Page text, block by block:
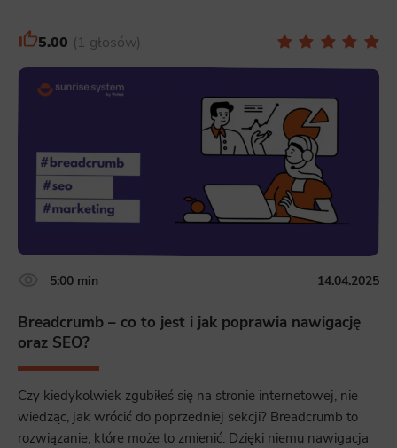
5.00 1 głosów
5:00 min 14.04.2025
Breadcrumb – co to jest i jak poprawia nawigację
oraz SEO?
Czy kiedykolwiek zgubiłeś się na stronie internetowej, nie
wiedząc, jak wrócić do poprzedniej sekcji? Breadcrumb to
rozwiązanie, które może to zmienić. Dzięki niemu nawigacja